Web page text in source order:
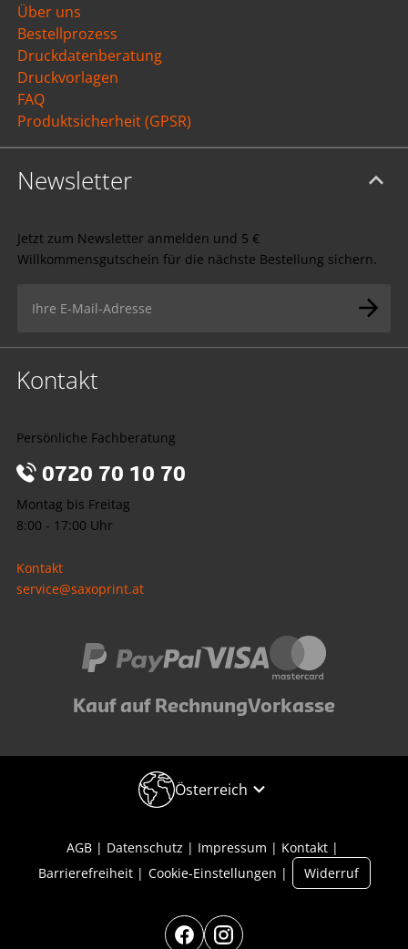
Über uns
Bestellprozess
Druckdatenberatung
Druckvorlagen
FAQ
Produktsicherheit (GPSR)
Newsletter
Jetzt zum Newsletter anmelden und 5 €
Willkommensgutschein für die nächste Bestellung sichern.
Kontakt
Persönliche Fachberatung
0720 70 10 70
Montag bis Freitag
8:00 - 17:00 Uhr
Kontakt
service@saxoprint.at
Kauf auf RechnungVorkasse
Österreich
AGB Datenschutz Impressum
Kontakt
Barrierefreiheit
Cookie-Einstellungen Widerruf